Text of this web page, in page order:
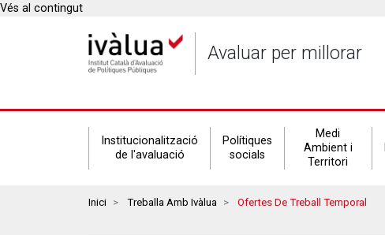
Vés al contingut
Avaluar per millorar
Secondary
navigation
Institucionalització
de l'avaluació
Polítiques
socials
Medi
Ambient i
Territori
Breadcrumbs
Inici Treballa Amb Ivàlua Ofertes De Treball Temporal